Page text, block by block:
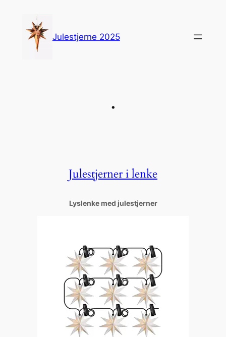
innhold
Julestjerne 2025
.
Julestjerner i lenke
Lyslenke med julestjerner